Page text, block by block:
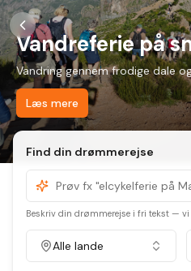
Vandreferie på
Vandring gennem frodige dale
Læs mere
Find din drømmerejse
Beskriv din drømmerejse i fri tekst —
Alle lande